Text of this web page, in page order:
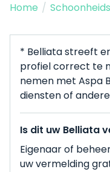
Home /
* Belliata streeft
profiel correct te
nemen met Aspa
diensten of
Is dit uw Belliata
Eigenaar of
uw vermelding